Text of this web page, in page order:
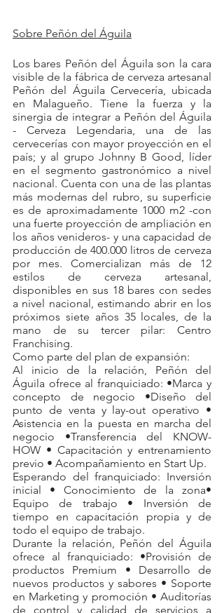
Sobre Peñón del Águila
Los bares Peñón del Águila son la cara
visible de la fábrica de cerveza artesanal
Peñón del Águila Cervecería, ubicada
en Malagueño. Tiene la fuerza y la
sinergia de integrar a Peñón del Águila
- Cerveza Legendaria, una de las
cervecerías con mayor proyección en el
país; y al grupo Johnny B Good, líder
en el segmento gastronómico a nivel
nacional. Cuenta con una de las plantas
más modernas del rubro, su superficie
es de aproximadamente 1000 m2 -con
una fuerte proyección de ampliación en
los años venideros- y una capacidad de
producción de 400.000 litros de cerveza
por mes. Comercializan más de 12
estilos de cerveza artesanal,
disponibles en sus 18 bares con sedes
a nivel nacional, estimando abrir en los
próximos siete años 35 locales, de la
mano de su tercer pilar: Centro
Franchising.
Como parte del plan de expansión:
Al inicio de la relación, Peñón del
Águila ofrece al franquiciado: •Marca y
concepto de negocio •Diseño del
punto de venta y lay-out operativo •
Asistencia en la puesta en marcha del
negocio •Transferencia del KNOW-
HOW • Capacitación y entrenamiento
previo • Acompañamiento en Start Up.
Esperando del franquiciado: Inversión
inicial • Conocimiento de la zona•
Equipo de trabajo • Inversión de
tiempo en capacitación propia y de
todo el equipo de trabajo.
Durante la relación, Peñón del Águila
ofrece al franquiciado: •Provisión de
productos Premium • Desarrollo de
nuevos productos y sabores • Soporte
en Marketing y promoción • Auditorías
de control y calidad de servicios a